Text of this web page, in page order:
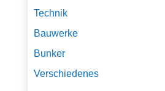
Technik
Bauwerke
Bunker
Verschiedenes